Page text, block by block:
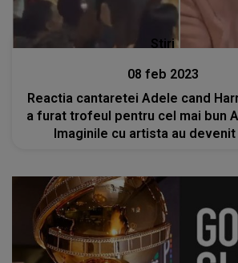
Stiri
08 feb 2023
Reactia cantaretei Adele cand
a furat trofeul pentru cel mai bun
Imaginile cu artista au